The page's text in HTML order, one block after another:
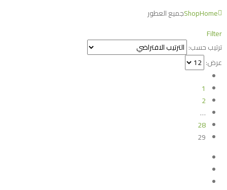
Home
Shopجميع العطور
Filter
ترتيب حسب:
عرض:
1
2
…
28
29